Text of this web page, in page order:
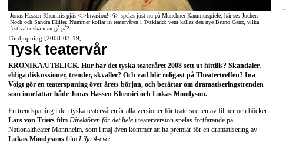
Jonas Hassen Khemiris pjäs <i>Invasion!</i> spelas just nu på Münchner Kammerspiele, här ses Jochen
Noch och Sandra Hüller. Nummer kollar in teatervåren i Tyskland: vem kallas den nye Bruno Ganz, vilka
festivaler ska man gå på?
Fördjupning [2008-03-19]
Tysk teatervår
KRÖNIKA/UTBLICK. Hur har det tyska teateråret 2008 sett ut hittills? Skandaler,
eldiga diskussioner, trender, skvaller? Och vad blir roligast på Theatertreffen? Ina
Voigt gör en teaterspaning över årets början, och berättar om dramatiseringstrenden
som innefattar både Jonas Hassen Khemiri och Lukas Moodyson.
En trendspaning i den tyska teatervåren är alla versioner för teaterscenen av filmer och böcker.
Lars von Triers film Direktören för det hele i teaterversion spelas fortfarande på
Nationaltheater Mannheim, som i maj även kommer att ha premiär för en dramatisering av
Lukas Moodysons film Lilja 4-ever.